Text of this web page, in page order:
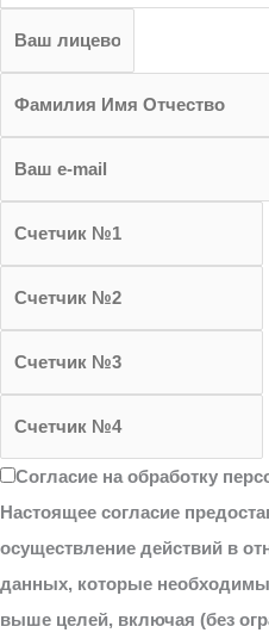
Согласие на обработку
Настоящее согласие
осуществление действий в
данных, которые
выше целей, включая (без